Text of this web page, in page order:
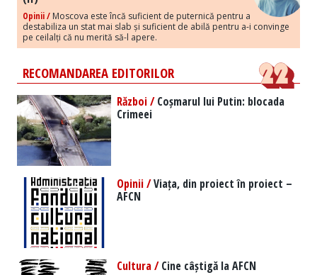
Opinii / Moscova este încă suficient de puternică pentru a
destabiliza un stat mai slab și suficient de abilă pentru a-i convinge
pe ceilalți că nu merită să-l apere.
RECOMANDAREA EDITORILOR
Război /Coșmarul lui Putin: blocada
Crimeei
Opinii /Viața, din proiect în proiect –
AFCN
Cultura /Cine câștigă la AFCN